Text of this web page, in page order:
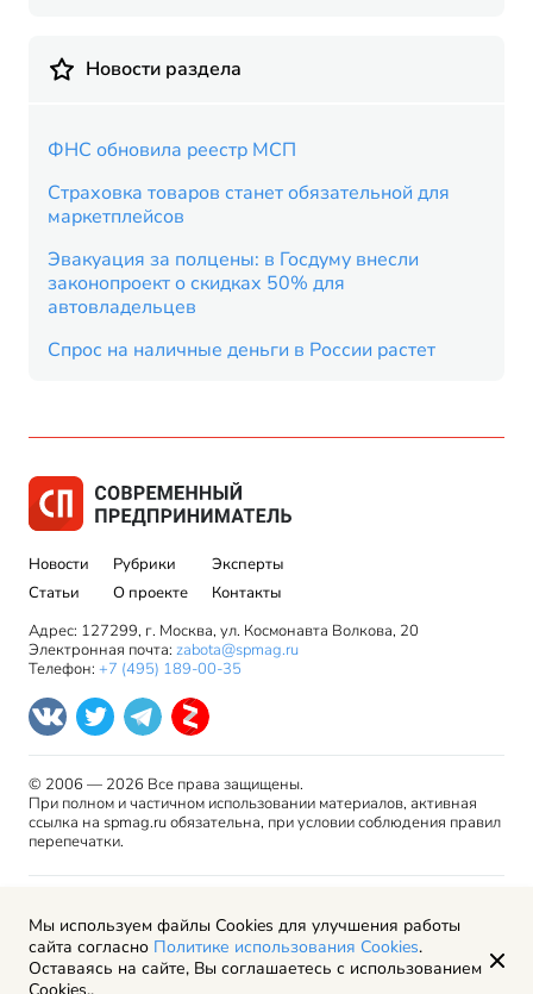
Новости раздела
ФНС обновила реестр МСП
Страховка товаров станет обязательной для
маркетплейсов
Эвакуация за полцены: в Госдуму внесли
законопроект о скидках 50% для
автовладельцев
Спрос на наличные деньги в России растет
Новости
Статьи
Рубрики
О проекте
Эксперты
Контакты
Адрес: 127299, г. Москва, ул. Космонавта Волкова, 20
Электронная почта: zabota@spmag.ru
Телефон: +7 (495) 189-00-35
© 2006 — 2026 Все права защищены.
При полном и частичном использовании материалов, активная
ссылка на spmag.ru обязательна, при условии соблюдения правил
перепечатки.
права
Пользовательское соглашение
Политика обработки персональных данных
Мы используем файлы Cookies для улучшения работы
сайта согласно Политике использования Cookies.
Оставаясь на сайте, Вы соглашаетесь с использованием